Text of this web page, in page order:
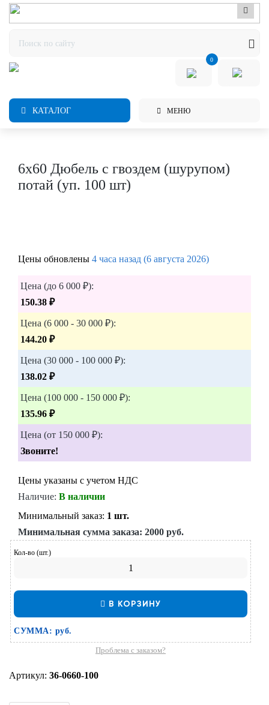
0
КАТАЛОГ МЕНЮ
6х60 Дюбель с гвоздем (шурупом)
потай (уп. 100 шт)
Цены обновлены 4 часа назад (6 августа 2026)
Цена (до 6 000 ₽):
150.38 ₽
Цена (6 000 - 30 000 ₽):
144.20 ₽
Цена (30 000 - 100 000 ₽):
138.02 ₽
Цена (100 000 - 150 000 ₽):
135.96 ₽
Цена (от 150 000 ₽):
Звоните!
Цены указаны с учетом НДС
Наличие: В наличии
Минимальный заказ: 1 шт.
Минимальная сумма заказа: 2000 руб.
Кол-во (шт.)
В КОРЗИНУ
СУММА: руб.
Проблема с заказом?
Артикул: 36-0660-100